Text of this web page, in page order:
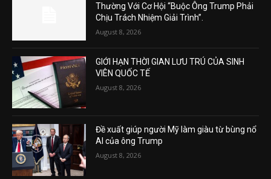
Thường Với Cơ Hội “Buộc Ông Trump Phải
Chịu Trách Nhiệm Giải Trình”.
August 8, 2026
GIỚI HẠN THỜI GIAN LƯU TRÚ CỦA SINH
VIÊN QUỐC TẾ
August 8, 2026
Đề xuất giúp người Mỹ làm giàu từ bùng nổ
AI của ông Trump
August 8, 2026